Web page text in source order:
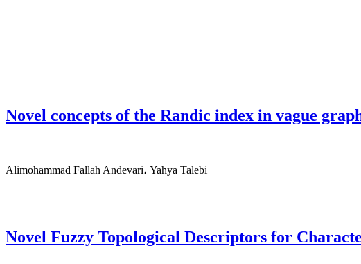
Novel concepts of the Randic index in vague
Alimohammad Fallah Andevari، Yahya Talebi
Novel Fuzzy Topological Descriptors for